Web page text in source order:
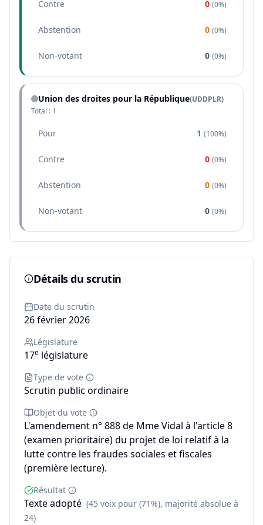
Contre 0 (0%)
Abstention 0 (0%)
Non-votant 0 (0%)
Union des droites pour la République(UDDPLR)
Total : 1
Pour 1 (100%)
Contre 0 (0%)
Abstention 0 (0%)
Non-votant 0 (0%)
Détails du scrutin
Date du scrutin
26 février 2026
Législature
17e législature
Type de vote
Scrutin public ordinaire
Objet du vote
L'amendement n° 888 de Mme Vidal à l'article 8
(examen prioritaire) du projet de loi relatif à la
lutte contre les fraudes sociales et fiscales
(première lecture).
Résultat
Texte adopté (45 voix pour (71%), majorité absolue à
24)